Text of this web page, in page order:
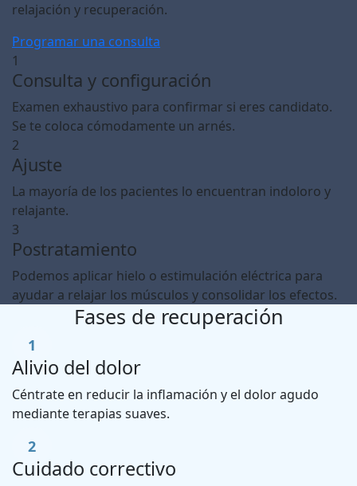
relajación y recuperación.
Programar una consulta
1
Consulta y configuración
Examen exhaustivo para confirmar si eres candidato.
Se te coloca cómodamente un arnés.
2
Ajuste
La mayoría de los pacientes lo encuentran indoloro y
relajante.
3
Postratamiento
Podemos aplicar hielo o estimulación eléctrica para
ayudar a relajar los músculos y consolidar los efectos.
Fases de recuperación
1
Alivio del dolor
Céntrate en reducir la inflamación y el dolor agudo
mediante terapias suaves.
2
Cuidado correctivo